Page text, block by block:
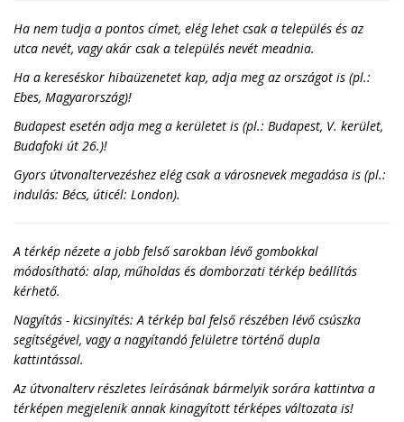
Ha nem tudja a pontos címet, elég lehet csak a település és az
utca nevét, vagy akár csak a település nevét meadnia.
Ha a kereséskor hibaüzenetet kap, adja meg az országot is (pl.:
Ebes, Magyarország)!
Budapest esetén adja meg a kerületet is (pl.: Budapest, V. kerület,
Budafoki út 26.)!
Gyors útvonaltervezéshez elég csak a városnevek megadása is (pl.:
indulás: Bécs, úticél: London).
A térkép nézete a jobb felső sarokban lévő gombokkal
módosítható: alap, műholdas és domborzati térkép beállítás
kérhető.
Nagyítás - kicsinyítés: A térkép bal felső részében lévő csúszka
segítségével, vagy a nagyítandó felületre történő dupla
kattintással.
Az útvonalterv részletes leírásának bármelyik sorára kattintva a
térképen megjelenik annak kinagyított térképes változata is!